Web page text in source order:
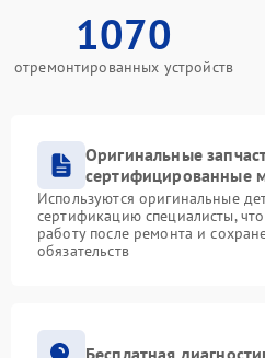
1070
отремонтированных устройств
Оригинальные
сертифицированные
Используются оригинальные
сертификацию специалисты,
работу после ремонта и
обязательств
Бесплатная